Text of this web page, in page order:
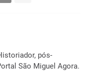
pós-
São Miguel Agora.